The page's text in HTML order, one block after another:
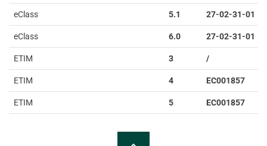
eClass 5.1 27-02-31-01
eClass 6.0 27-02-31-01
ETIM 3 /
ETIM 4 EC001857
ETIM 5 EC001857